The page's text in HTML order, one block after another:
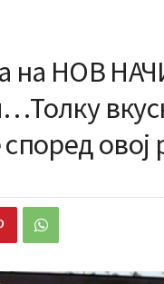
на НОВ